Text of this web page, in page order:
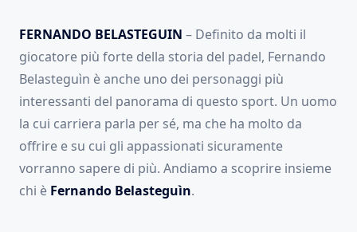
FERNANDO BELASTEGUIN – Definito da molti il
giocatore più forte della storia del padel, Fernando
Belasteguìn è anche uno dei personaggi più
interessanti del panorama di questo sport. Un uomo
la cui carriera parla per sé, ma che ha molto da
offrire e su cui gli appassionati sicuramente
vorranno sapere di più. Andiamo a scoprire insieme
chi è Fernando Belasteguìn.